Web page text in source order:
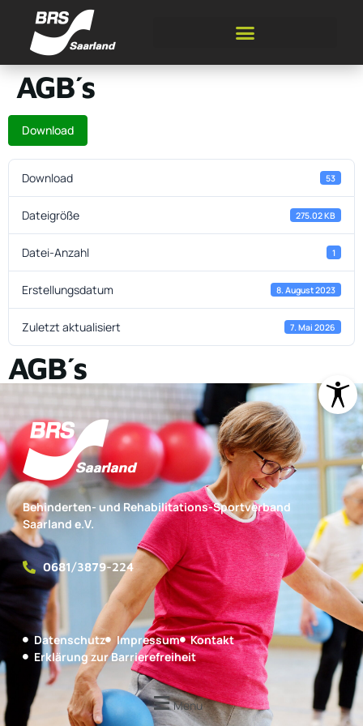
AGB´s
Download
Download 53
Dateigröße 275.02 KB
Datei-Anzahl 1
Erstellungsdatum 8. August 2023
Zuletzt aktualisiert 7. Mai 2026
AGB´s
Behinderten- und Rehabilitations-Sportverband
Saarland e.V.
0681/3879-224
Datenschutz Impressum
Kontakt
Erklärung zur Barrierefreiheit
Menu